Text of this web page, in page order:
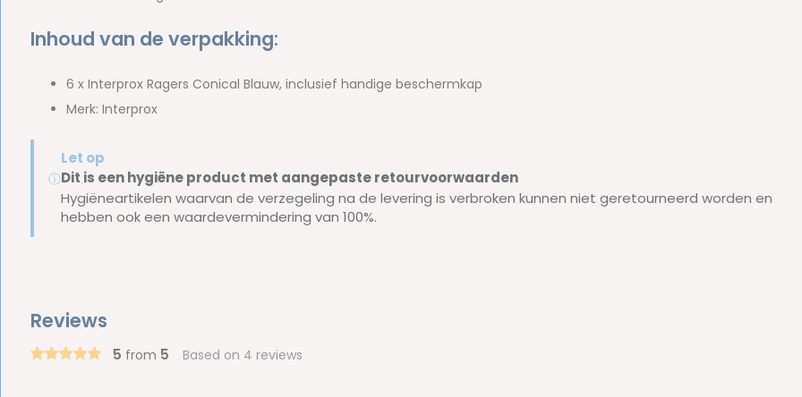
Inhoud van de verpakking:
6 x Interprox Ragers Conical Blauw, inclusief handige beschermkap
Merk: Interprox
ⓘ
Let op
Dit is een hygiëne product met aangepaste retourvoorwaarden
Hygiëneartikelen waarvan de verzegeling na de levering is verbroken kunnen niet geretourneerd worden en
hebben ook een waardevermindering van 100%.
Reviews
5 from 5 Based on 4 reviews